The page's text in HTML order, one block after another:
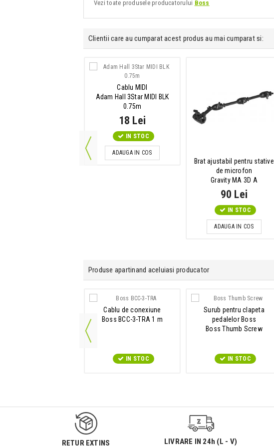
Vezi toate produsele producatorului Boss
Clientii care au cumparat acest produs au mai cumparat si:
Cablu MIDI
Adam Hall 3Star MIDI BLK
0.75m
18 Lei
IN STOC
ADAUGA IN COS
Brat ajustabil pentru stative
de microfon
Gravity MA 3D A
90 Lei
IN STOC
ADAUGA IN COS
Produse apartinand aceluiasi producator
Cablu de conexiune
Boss BCC-3-TRA 1 m
IN STOC
Surub pentru clapeta
pedalelor Boss
Boss Thumb Screw
IN STOC
RETUR EXTINS LIVRARE IN 24h (L - V)